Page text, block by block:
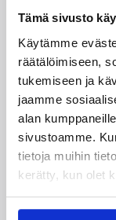
Tämä sivusto
Käytämme
räätälöimiseen,
tukemiseen ja
jaamme
alan
sivustoamme.
tietoja muihin
kerätty, kun olet
A3-B3
A2-B2